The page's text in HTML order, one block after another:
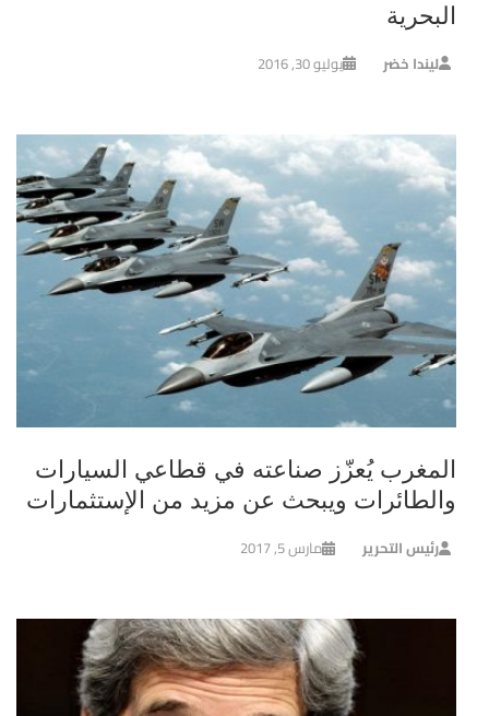
البحرية
ليندا خضر يوليو 30, 2016
المغرب يُعزّز صناعته في قطاعي السيارات
والطائرات ويبحث عن مزيد من الإستثمارات
رئيس التحرير مارس 5, 2017